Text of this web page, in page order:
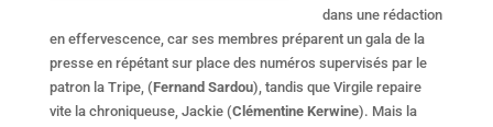
dans une rédaction
en effervescence, car ses membres préparent un gala de la
presse en répétant sur place des numéros supervisés par le
patron la Tripe, (Fernand Sardou), tandis que Virgile repaire
vite la chroniqueuse, Jackie (Clémentine Kerwine). Mais la